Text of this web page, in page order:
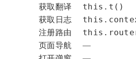
获取翻译 this.t()
获取日志
注册路由
页面导航
—